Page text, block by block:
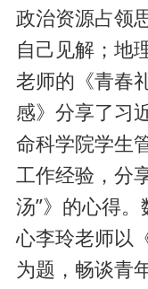
政治资源占领
自己见解；地
老师的《青春
感》分享了习
命科学院学生
工作经验，分
汤”》的心得
心李玲老师以
为题，畅谈青